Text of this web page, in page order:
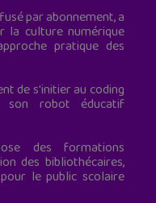
par abonnement, a
la culture numérique
pratique des
de s'initier au coding
robot éducatif
des formations
des bibliothécaires,
le public scolaire